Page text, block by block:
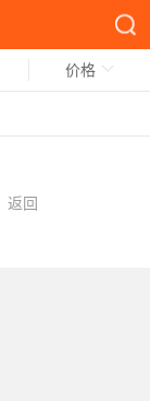
价格
返回